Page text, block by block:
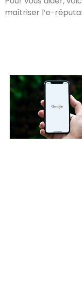
maîtriser l’e-